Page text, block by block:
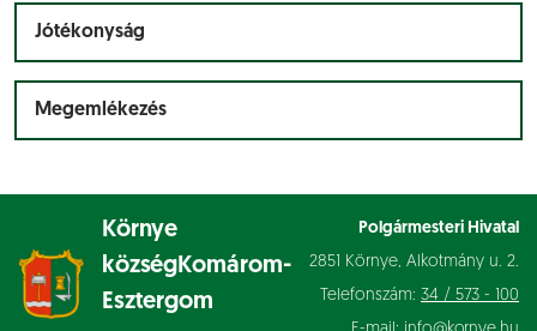
Jótékonyság
Megemlékezés
Környe
községKomárom-
Esztergom
Polgármesteri Hivatal
2851 Környe, Alkotmány u. 2.
Telefonszám: 34 / 573 - 100